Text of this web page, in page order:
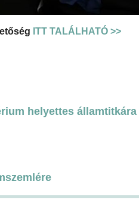
ITT TALÁLHATÓ >>
helyettes államtitkára